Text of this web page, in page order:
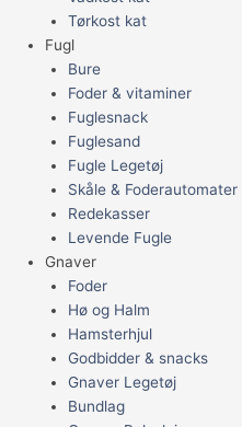
Tørkost kat
Fugl
Bure
Foder & vitaminer
Fuglesnack
Fuglesand
Fugle Legetøj
Skåle & Foderautomater
Redekasser
Levende Fugle
Gnaver
Foder
Hø og Halm
Hamsterhjul
Godbidder & snacks
Gnaver Legetøj
Bundlag